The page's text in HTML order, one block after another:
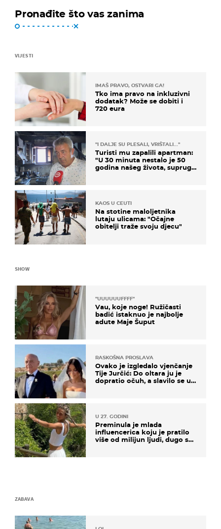
Pronađite što vas zanima
VIJESTI
IMAŠ PRAVO, OSTVARI GA!
Tko ima pravo na inkluzivni
dodatak? Može se dobiti i
720 eura
"I DALJE SU PLESALI, VRIŠTALI..."
Turisti mu zapalili apartman:
"U 30 minuta nestalo je 50
godina našeg života, supruga
KAOS U CEUTI
Na stotine maloljetnika
lutaju ulicama: "Očajne
obitelji traže svoju djecu"
SHOW
"UUUUUUFFFF"
Vau, koje noge! Ružičasti
badić istaknuo je najbolje
adute Maje Šuput
RASKOŠNA PROSLAVA
Ovako je izgledalo vjenčanje
Tije Jurčić: Do oltara ju je
dopratio očuh, a slavilo se uz
U 27. GODINI
Preminula je mlada
influencerica koju je pratilo
više od milijun ljudi, dugo se
ZABAVA